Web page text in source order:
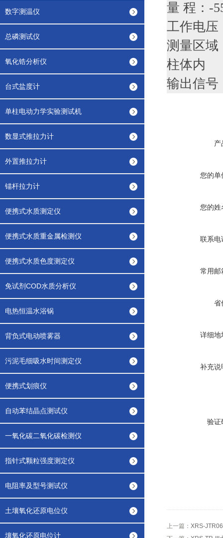
数字测温仪
总磷测试仪
氧化锆分析仪
台式盐度计
单柱电动力学实验测试机
数显式推拉力计
外置推拉力计
锚杆拉力计
便携式水质测定仪
便携式水质重金属检测仪
便携式水质色度测定仪
免试剂COD水质分析仪
电热恒温水浴锅
背负式电动喷雾器
污泥毛细吸水时间测定仪
便携式划痕仪
自动苯结晶点测试仪
一氧化碳二氧化碳检测仪
指针式颗粒强度测定仪
电阻率及型号测试仪
土壤氧化还原电位仪
壤氧化还原电位计
量 程：-
工作电压
测量区域
柱体内
输出信号
产
您的单
您的姓
联系电
常用邮
省
详细地
补充说
验证
上一篇： XRS-